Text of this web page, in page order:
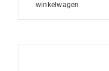
winkelwagen